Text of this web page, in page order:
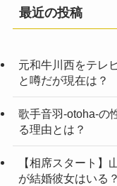
最近の投稿
元和牛川西をテレ
と噂だが現在は？
歌手音羽-otoha-の
る理由とは？
【相席スタート】
が結婚彼女はいる？